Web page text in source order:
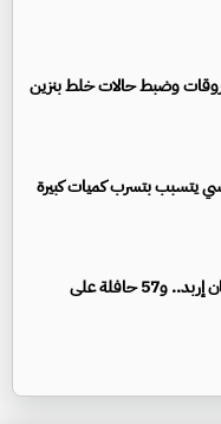
يتسبب بتسرب كميات كبيرة
خطّان جديدان يربطان إربد.. و57 حافلة على